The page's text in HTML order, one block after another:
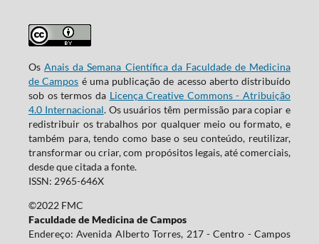
OsAnais da Semana Científica da Faculdade de Medicina
de Campos é uma publicação de acesso aberto distribuído
sob os termos da Licença Creative Commons - Atribuição
4.0 Internacional. Os usuários têm permissão para copiar e
redistribuir os trabalhos por qualquer meio ou formato, e
também para, tendo como base o seu conteúdo, reutilizar,
transformar ou criar, com propósitos legais, até comerciais,
desde que citada a fonte.
ISSN: 2965-646X
©2022 FMC
Faculdade de Medicina de Campos
Endereço: Avenida Alberto Torres, 217 - Centro - Campos